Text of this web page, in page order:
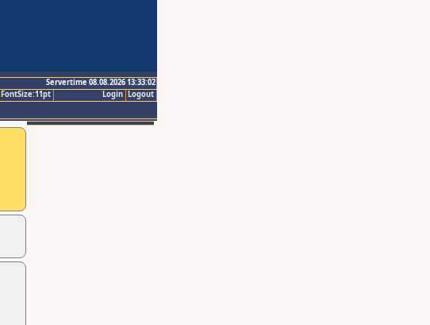
Servertime 08.08.2026 13:33:02
Logout
Login
FontSize:11pt